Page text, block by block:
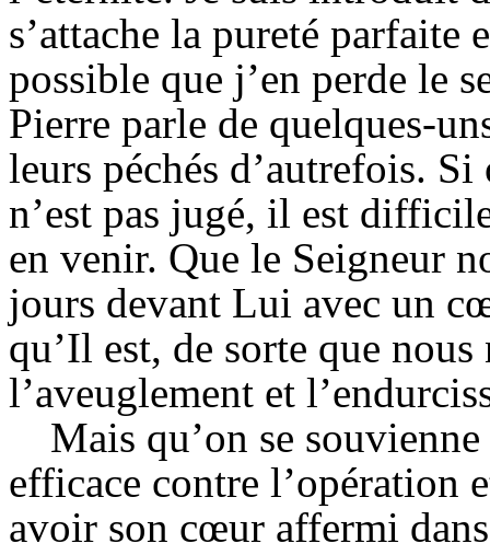
s’attache la pureté
possible que j’en perde le
Pierre parle de quelques-
leurs péchés d’autrefois.
n’est pas jugé, il est
en venir. Que le Seigneur
jours devant Lui avec un
qu’Il est, de sorte que
l’aveuglement et
Mais qu’on se
efficace contre l’opération
avoir son cœur affermi